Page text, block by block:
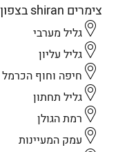
צימרים shiran בצפון
גליל מערבי
גליל עליון
חיפה וחוף הכרמל
גליל תחתון
רמת הגולן
עמק המעיינות